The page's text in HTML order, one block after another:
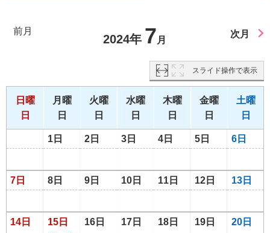
前月
2024年 7 月
次月
スライド操作で表示
日曜
日
月曜
日
火曜
日
水曜
日
木曜
日
金曜
日
土曜
日
1日 2日 3日 4日 5日 6日
7日 8日 9日 10日 11日 12日 13日
14日 15日 16日 17日 18日 19日 20日